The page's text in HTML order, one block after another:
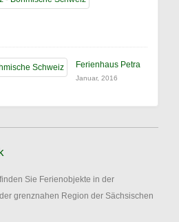
Ferienhaus Petra
Januar, 2016
Sie Ferienobjekte in der
grenznahen Region der Sächsischen